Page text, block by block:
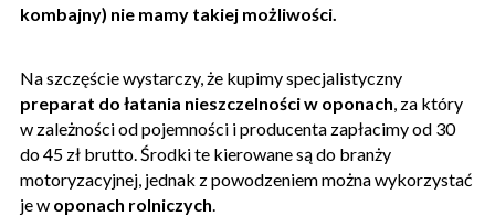
kombajny) nie mamy takiej możliwości.
Na szczęście wystarczy, że kupimy specjalistyczny
preparat do łatania nieszczelności w oponach , za który
w zależności od pojemności i producenta zapłacimy od 30
do 45 zł brutto. Środki te kierowane są do branży
motoryzacyjnej, jednak z powodzeniem można wykorzystać
je w oponach rolniczych